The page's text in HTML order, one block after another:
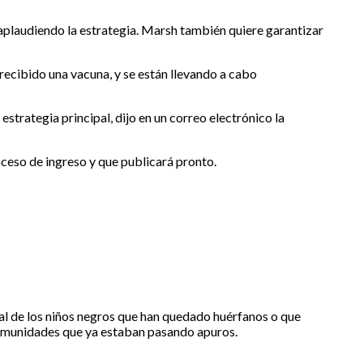
la estrategia. Marsh también quiere garantizar
una vacuna, y se están llevando a cabo
principal, dijo en un correo electrónico la
de ingreso y que publicará pronto.
de los niños negros que han quedado huérfanos o que
que ya estaban pasando apuros.